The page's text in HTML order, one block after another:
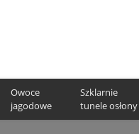
Owoce
jagodowe
Szklarnie
tunele osłony